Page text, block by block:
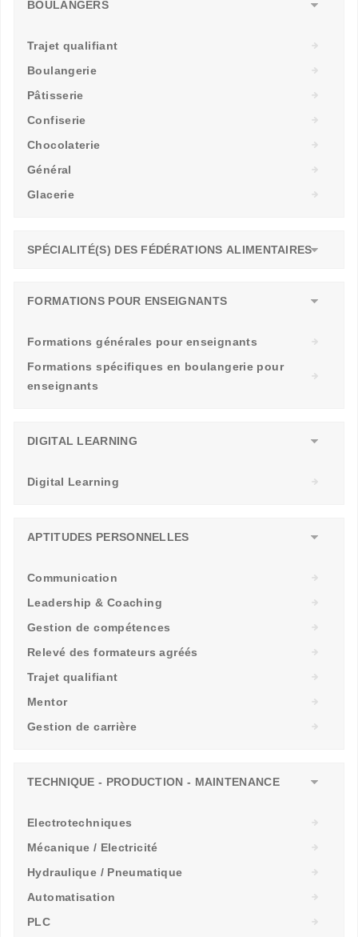
BOULANGERS
Trajet qualifiant
Boulangerie
Pâtisserie
Confiserie
Chocolaterie
Général
Glacerie
SPÉCIALITÉ(S) DES FÉDÉRATIONS ALIMENTAIRES
FORMATIONS POUR ENSEIGNANTS
Formations générales pour enseignants
Formations spécifiques en boulangerie pour
enseignants
DIGITAL LEARNING
Digital Learning
APTITUDES PERSONNELLES
Communication
Leadership & Coaching
Gestion de compétences
Relevé des formateurs agréés
Trajet qualifiant
Mentor
Gestion de carrière
TECHNIQUE - PRODUCTION - MAINTENANCE
Electrotechniques
Mécanique / Electricité
Hydraulique / Pneumatique
Automatisation
PLC